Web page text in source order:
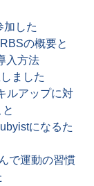
加した
の概要と
入方法
ました
ルアップに対
になるた
で運動の習慣